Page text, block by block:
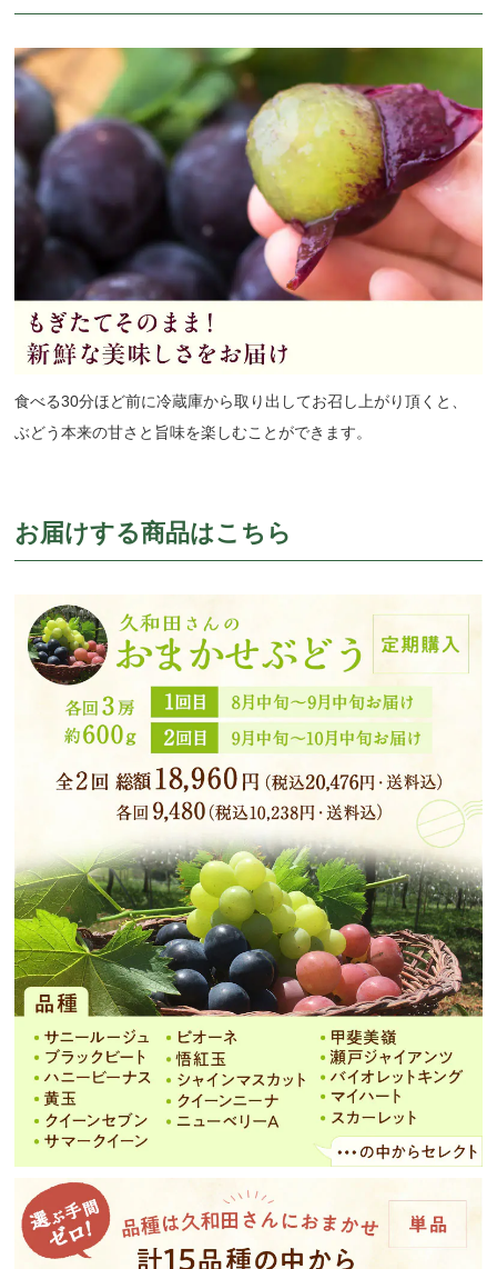
食べる30分ほど前に冷蔵庫から取り出してお召し上がり頂くと、
ぶどう本来の甘さと旨味を楽しむことができます。
お届けする商品はこちら